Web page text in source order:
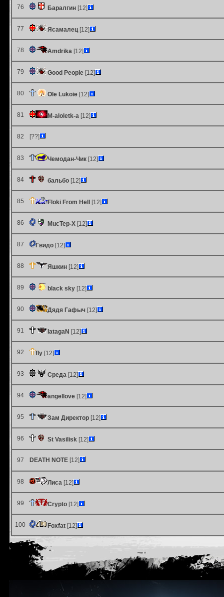
76 Баралгин [12]
77 Ясамалец[12]
78 Amdrika [12]
79 Good People [12]
80 Ole Lukoie [12]
81 M-aloletk-a [12]
82 [??]
83 Чемодан-Чик [12]
84 бальбо [12]
85 Floki From Hell [12]
86 MucTep-X [12]
87 Гвидо [12]
88 Яшкин [12]
89 black sky [12]
90 Дядя Гафыч [12]
91 IatagaN [12]
92 fly [12]
93 Среда [12]
94 angellove [12]
95 Зам Директор [12]
96 St Vasilisk [12]
97 DEATH NOTE [12]
98 Лиса [12]
99 Crypto [12]
100 Foxfat [12]